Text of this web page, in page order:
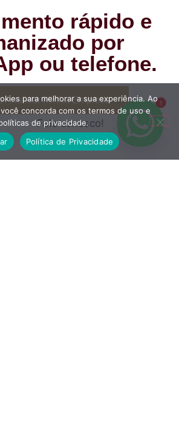
rápido e
por
ou telefone.
Analisar Minha Empresa
para melhorar a sua experiência. Ao
concorda com os termos de uso e
de privacidade.
Política de Privacidade
1
Fale conosco!